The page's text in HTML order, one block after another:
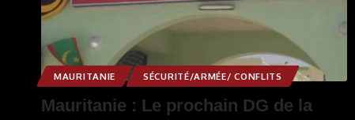
MAURITANIE SÉCURITÉ/ARMÉE/ CONFLITS
Mauritanie : Le prochain DG de la